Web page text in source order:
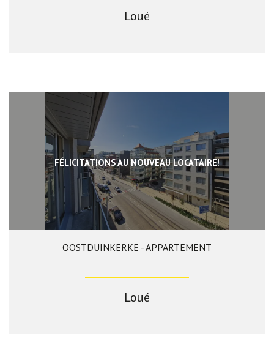
Loué
FÉLICITATIONS AU NOUVEAU LOCATAIRE!
76 m² 2 1
OOSTDUINKERKE - APPARTEMENT
Loué